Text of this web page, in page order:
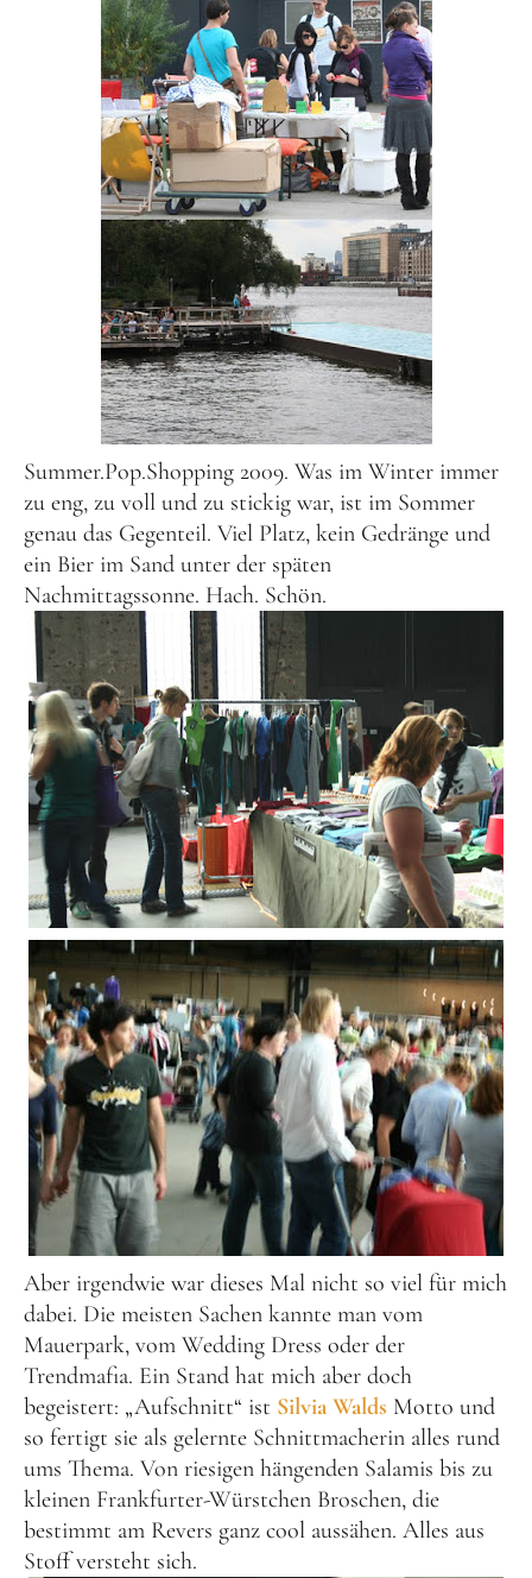
Summer.Pop.Shopping 2009. Was im Winter immer
zu eng, zu voll und zu stickig war, ist im Sommer
genau das Gegenteil. Viel Platz, kein Gedränge und
ein Bier im Sand unter der späten
Nachmittagssonne. Hach. Schön.
Aber irgendwie war dieses Mal nicht so viel für mich
dabei. Die meisten Sachen kannte man vom
Mauerpark, vom Wedding Dress oder der
Trendmafia. Ein Stand hat mich aber doch
begeistert: „Aufschnitt“ ist Silvia Walds Motto und
so fertigt sie als gelernte Schnittmacherin alles rund
ums Thema. Von riesigen hängenden Salamis bis zu
kleinen Frankfurter-Würstchen Broschen, die
bestimmt am Revers ganz cool aussähen. Alles aus
Stoff versteht sich.